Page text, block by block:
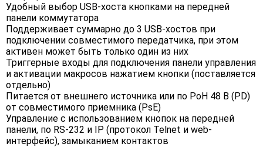
Удобный выбор USB-хоста кнопками на передней
панели коммутатора
Поддерживает суммарно до 3 USB-хостов при
подключении совместимого передатчика, при этом
активен может быть только один из них
Триггерные входы для подключения панели управления
и активации макросов нажатием кнопки (поставляется
отдельно)
Питается от внешнего источника или по PoH 48 В (PD)
от совместимого приемника (PsE)
Управление с использованием кнопок на передней
панели, по RS-232 и IP (протокол Telnet и web-
интерфейс), замыканием контактов